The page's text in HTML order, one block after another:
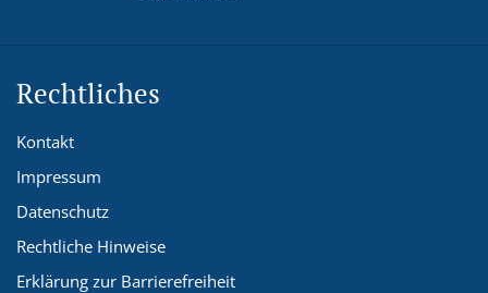
Rechtliches
Kontakt
Impressum
Datenschutz
Rechtliche Hinweise
Erklärung zur Barrierefreiheit